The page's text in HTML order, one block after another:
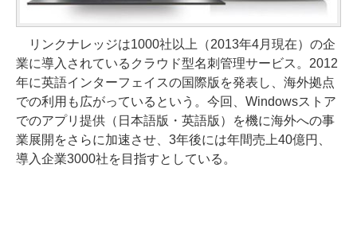
リンクナレッジは1000社以上（2013年4月現在）の企
業に導入されているクラウド型名刺管理サービス。2012
年に英語インターフェイスの国際版を発表し、海外拠点
での利用も広がっているという。今回、Windowsストア
でのアプリ提供（日本語版・英語版）を機に海外への事
業展開をさらに加速させ、3年後には年間売上40億円、
導入企業3000社を目指すとしている。